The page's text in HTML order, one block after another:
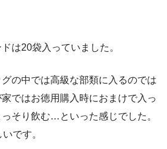
は20袋入っていました。
の中では高級な部類に入るのでは
ではお徳用購入時におまけで入っ
そり飲む…といった感じでした。
です。